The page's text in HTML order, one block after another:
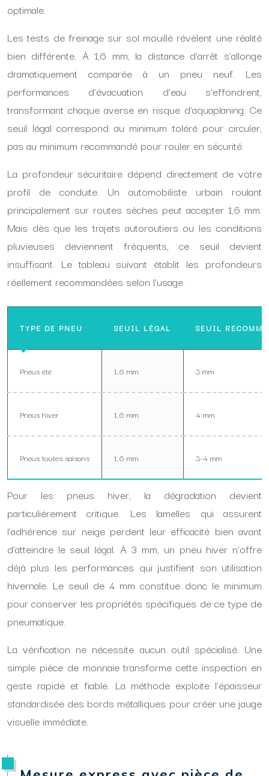
optimale.
Les tests de freinage sur sol mouillé révèlent une réalité
bien différente. À 1,6 mm, la distance d’arrêt s’allonge
dramatiquement comparée à un pneu neuf. Les
performances d’évacuation d’eau s’effondrent,
transformant chaque averse en risque d’aquaplaning. Ce
seuil légal correspond au minimum toléré pour circuler,
pas au minimum recommandé pour rouler en sécurité.
La profondeur sécuritaire dépend directement de votre
profil de conduite. Un automobiliste urbain roulant
principalement sur routes sèches peut accepter 1,6 mm.
Mais dès que les trajets autoroutiers ou les conditions
pluvieuses deviennent fréquents, ce seuil devient
insuffisant. Le tableau suivant établit les profondeurs
réellement recommandées selon l’usage.
TYPE DE PNEU SEUIL LÉGAL SEUIL
Pneus été 1,6 mm 3 mm
Pneus hiver 1,6 mm 4 mm
Pneus toutes saisons 1,6 mm 3-4 mm
Pour les pneus hiver, la dégradation devient
particulièrement critique. Les lamelles qui assurent
l’adhérence sur neige perdent leur efficacité bien avant
d’atteindre le seuil légal. À 3 mm, un pneu hiver n’offre
déjà plus les performances qui justifient son utilisation
hivernale. Le seuil de 4 mm constitue donc le minimum
pour conserver les propriétés spécifiques de ce type de
pneumatique.
La vérification ne nécessite aucun outil spécialisé. Une
simple pièce de monnaie transforme cette inspection en
geste rapide et fiable. La méthode exploite l’épaisseur
standardisée des bords métalliques pour créer une jauge
visuelle immédiate.